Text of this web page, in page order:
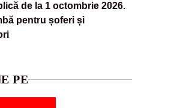
de la 1 octombrie 2026.
pentru șoferi și
PE